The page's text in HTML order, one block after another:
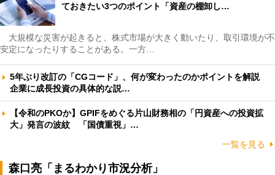
ておきたい3つのポイント「資産の棚卸し…
大規模な災害が起きると、株式市場が大きく動いたり、取引環境が不
安定になったりすることがある。一方…
5年ぶり改訂の「CGコード」、何が変わったのかポイントを解説
企業に成長投資の具体的な説…
【令和のPKOか】GPIFをめぐる片山財務相の「円資産への投資拡
大」発言の波紋 「国債重視」…
一覧を見る
森口亮「まるわかり市況分析」